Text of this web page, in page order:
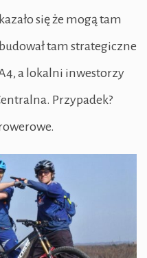
się że mogą tam
tam strategiczne
a lokalni inwestorzy
Przypadek?